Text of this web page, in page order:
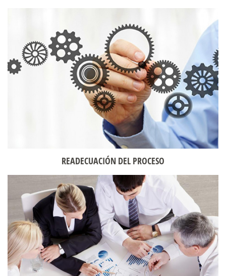
READECUACIÓN DEL PROCESO